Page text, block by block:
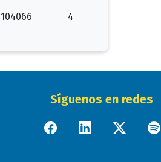
104066 4
Síguenos en redes